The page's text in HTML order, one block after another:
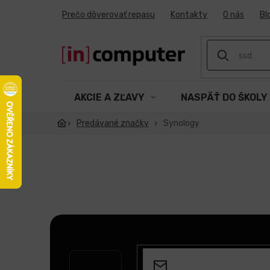
Prečo dôverovať repasu Kontakty O nás
AKCIE A ZĽAVY NASPÄŤ DO ŠKOLY
Predávané značky Synology